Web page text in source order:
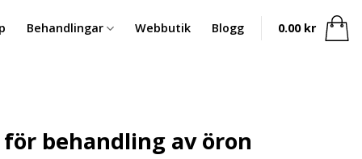
Behandlingar Webbutik Blogg 0.00 kr
behandling av öron